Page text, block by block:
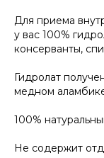
Для приема
у вас 100%
консерванты,
Гидролат
медном
100%
Не содержит